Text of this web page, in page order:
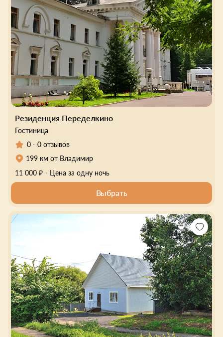
Резиденция Переделкино
Гостиница
0
0 отзывов
199 км от Владимир
11 000 ₽
Цена за одну ночь
Выбрать